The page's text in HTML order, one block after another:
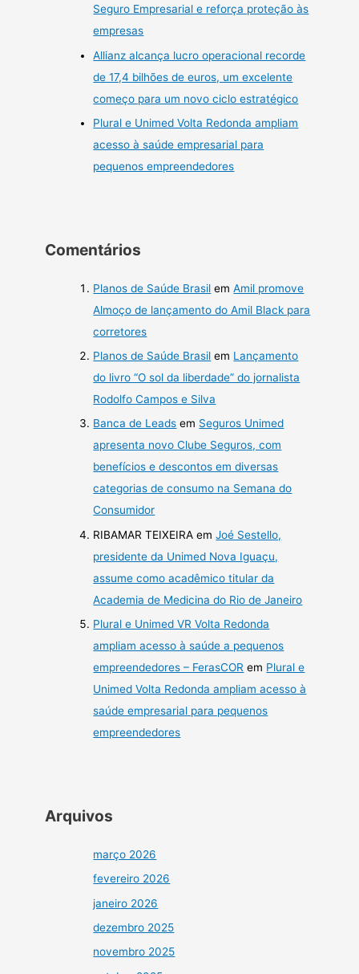
Seguro Empresarial e reforça proteção às
empresas
Allianz alcança lucro operacional recorde
de 17,4 bilhões de euros, um excelente
começo para um novo ciclo estratégico
Plural e Unimed Volta Redonda ampliam
acesso à saúde empresarial para
pequenos empreendedores
Comentários
Planos de Saúde Brasil emAmil promove
Almoço de lançamento do Amil Black para
corretores
Planos de Saúde Brasil em Lançamento
do livro “O sol da liberdade” do jornalista
Rodolfo Campos e Silva
Banca de Leads em Seguros Unimed
apresenta novo Clube Seguros, com
benefícios e descontos em diversas
categorias de consumo na Semana do
Consumidor
RIBAMAR TEIXEIRA emJoé Sestello,
presidente da Unimed Nova Iguaçu,
assume como acadêmico titular da
Academia de Medicina do Rio de Janeiro
Plural e Unimed VR Volta Redonda
ampliam acesso à saúde a pequenos
empreendedores – FerasCOR em Plural e
Unimed Volta Redonda ampliam acesso à
saúde empresarial para pequenos
empreendedores
Arquivos
março 2026
fevereiro 2026
janeiro 2026
dezembro 2025
novembro 2025